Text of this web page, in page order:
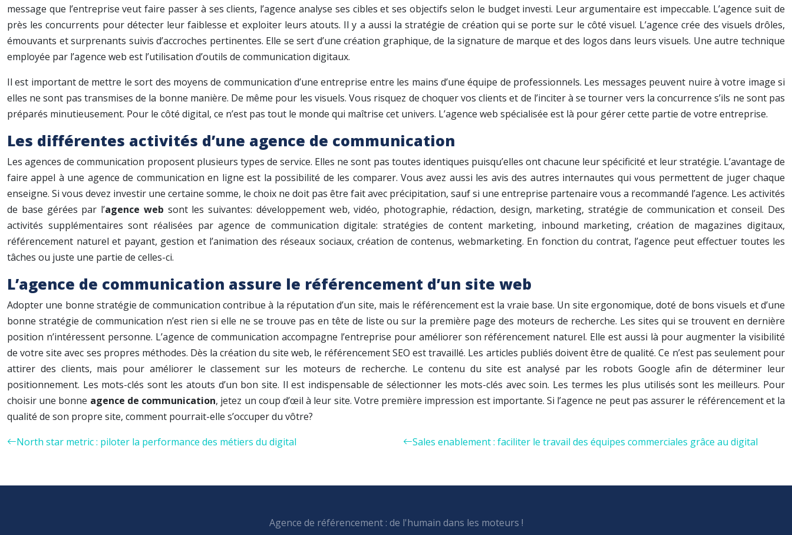
message que l’entreprise veut faire passer à ses clients, l’agence analyse ses cibles et ses objectifs selon le budget investi. Leur argumentaire est impeccable. L’agence suit de
près les concurrents pour détecter leur faiblesse et exploiter leurs atouts. Il y a aussi la stratégie de création qui se porte sur le côté visuel. L’agence crée des visuels drôles,
émouvants et surprenants suivis d’accroches pertinentes. Elle se sert d’une création graphique, de la signature de marque et des logos dans leurs visuels. Une autre technique
employée par l’agence web est l’utilisation d’outils de communication digitaux.
Il est important de mettre le sort des moyens de communication d’une entreprise entre les mains d’une équipe de professionnels. Les messages peuvent nuire à votre image si
elles ne sont pas transmises de la bonne manière. De même pour les visuels. Vous risquez de choquer vos clients et de l’inciter à se tourner vers la concurrence s’ils ne sont pas
préparés minutieusement. Pour le côté digital, ce n’est pas tout le monde qui maîtrise cet univers. L’agence web spécialisée est là pour gérer cette partie de votre entreprise.
Les différentes activités d’une agence de communication
Les agences de communication proposent plusieurs types de service. Elles ne sont pas toutes identiques puisqu’elles ont chacune leur spécificité et leur stratégie. L’avantage de
faire appel à une agence de communication en ligne est la possibilité de les comparer. Vous avez aussi les avis des autres internautes qui vous permettent de juger chaque
enseigne. Si vous devez investir une certaine somme, le choix ne doit pas être fait avec précipitation, sauf si une entreprise partenaire vous a recommandé l’agence. Les activités
de base gérées par l’agence web sont les suivantes: développement web, vidéo, photographie, rédaction, design, marketing, stratégie de communication et conseil. Des
activités supplémentaires sont réalisées par agence de communication digitale: stratégies de content marketing, inbound marketing, création de magazines digitaux,
référencement naturel et payant, gestion et l’animation des réseaux sociaux, création de contenus, webmarketing. En fonction du contrat, l’agence peut effectuer toutes les
tâches ou juste une partie de celles-ci.
L’agence de communication assure le référencement d’un site web
Adopter une bonne stratégie de communication contribue à la réputation d’un site, mais le référencement est la vraie base. Un site ergonomique, doté de bons visuels et d’une
bonne stratégie de communication n’est rien si elle ne se trouve pas en tête de liste ou sur la première page des moteurs de recherche. Les sites qui se trouvent en dernière
position n’intéressent personne. L’agence de communication accompagne l’entreprise pour améliorer son référencement naturel. Elle est aussi là pour augmenter la visibilité
de votre site avec ses propres méthodes. Dès la création du site web, le référencement SEO est travaillé. Les articles publiés doivent être de qualité. Ce n’est pas seulement pour
attirer des clients, mais pour améliorer le classement sur les moteurs de recherche. Le contenu du site est analysé par les robots Google afin de déterminer leur
positionnement. Les mots-clés sont les atouts d’un bon site. Il est indispensable de sélectionner les mots-clés avec soin. Les termes les plus utilisés sont les meilleurs. Pour
choisir une bonne agence de communication, jetez un coup d’œil à leur site. Votre première impression est importante. Si l’agence ne peut pas assurer le référencement et la
qualité de son propre site, comment pourrait-elle s’occuper du vôtre?
North star metric : piloter la performance des métiers du digital
Sales enablement : faciliter le travail des équipes commerciales grâce au digital
Agence de référencement : de l'humain dans les moteurs !